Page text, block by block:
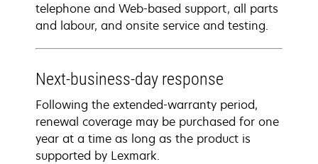
telephone and Web-based support, all parts
and labour, and onsite service and testing.
Next-business-day response
Following the extended-warranty period,
renewal coverage may be purchased for one
year at a time as long as the product is
supported by Lexmark.